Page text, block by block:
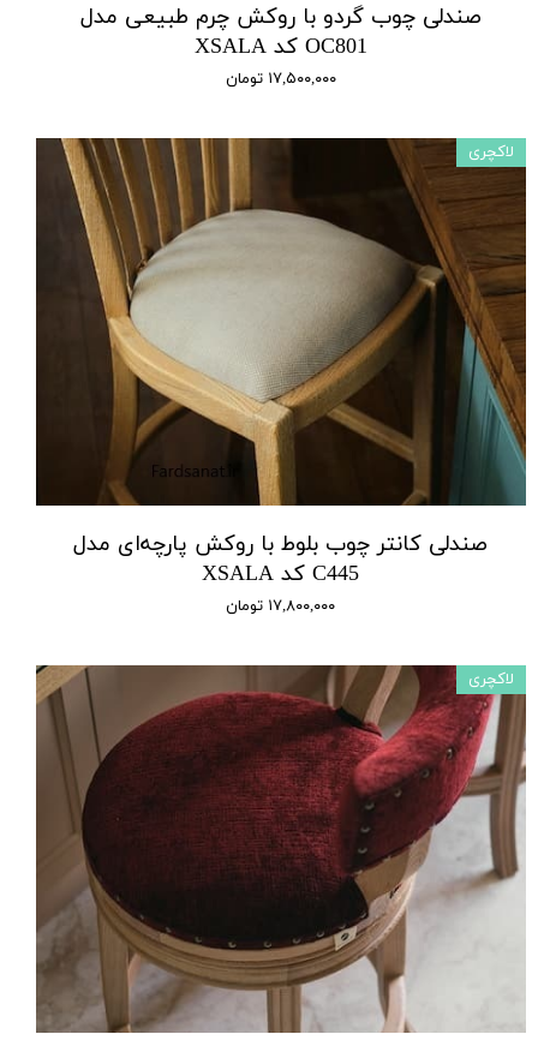
صندلی چوب گردو با روکش چرم طبیعی مدل
OC801 کد XSALA
۱۷,۵۰۰,۰۰۰ تومان
صندلی کانتر چوب بلوط با روکش پارچه‌ای مدل
C445 کد XSALA
۱۷,۸۰۰,۰۰۰ تومان
لاکچری
لاکچری